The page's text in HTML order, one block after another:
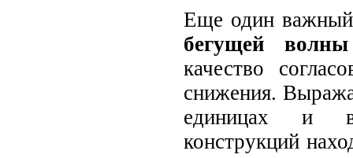
Еще один
бегущей
качество
снижения.
единицах и в
конструкций